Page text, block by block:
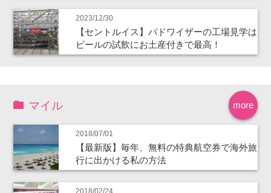
2023/12/30
【セントルイス】バドワイザーの工場見学は
ビールの試飲にお土産付きで最高！
more
マイル
2018/07/01
【最新版】毎年、無料の特典航空券で海外旅
行に出かける私の方法
2018/02/24